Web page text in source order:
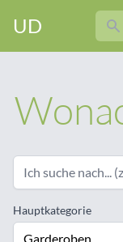
UD
Hauptkategorie